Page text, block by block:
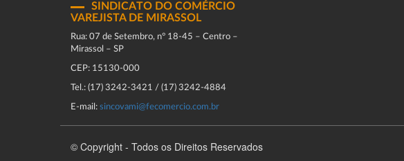
SINDICATO DO COMÉRCIO
VAREJISTA DE MIRASSOL
Rua: 07 de Setembro, n° 18-45 – Centro –
Mirassol – SP
CEP: 15130-000
Tel.: (17) 3242-3421 / (17) 3242-4884
E-mail: sincovami@fecomercio.com.br
© Copyright - Todos os Direitos Reservados